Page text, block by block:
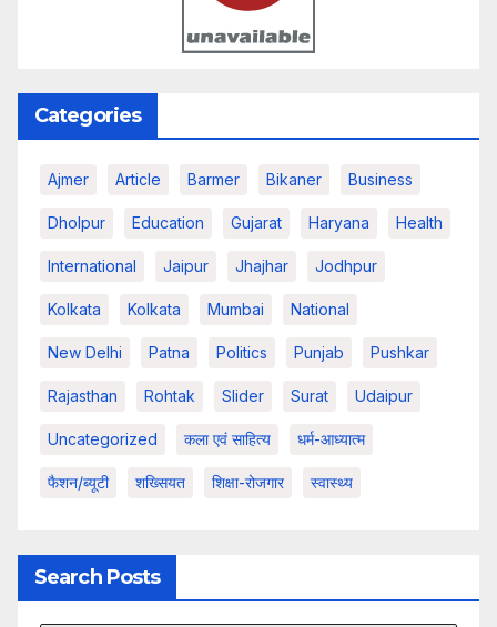
Categories
Ajmer Article Barmer Bikaner Business
Dholpur Education Gujarat Haryana Health
International Jaipur Jhajhar Jodhpur
Kolkata Kolkata Mumbai National
New Delhi Patna Politics Punjab Pushkar
Rajasthan Rohtak Slider Surat Udaipur
Uncategorized कला एवं साहित्य धर्म-आध्यात्म
फैशन/ब्यूटी शख्सियत शिक्षा-रोजगार स्वास्थ्य
Search Posts